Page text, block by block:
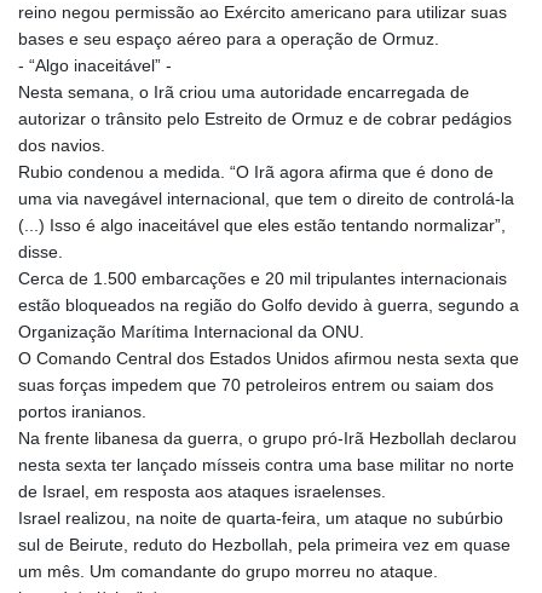
reino negou permissão ao Exército americano para utilizar suas
bases e seu espaço aéreo para a operação de Ormuz.
- “Algo inaceitável” -
Nesta semana, o Irã criou uma autoridade encarregada de
autorizar o trânsito pelo Estreito de Ormuz e de cobrar pedágios
dos navios.
Rubio condenou a medida. “O Irã agora afirma que é dono de
uma via navegável internacional, que tem o direito de controlá-la
(...) Isso é algo inaceitável que eles estão tentando normalizar”,
disse.
Cerca de 1.500 embarcações e 20 mil tripulantes internacionais
estão bloqueados na região do Golfo devido à guerra, segundo a
Organização Marítima Internacional da ONU.
O Comando Central dos Estados Unidos afirmou nesta sexta que
suas forças impedem que 70 petroleiros entrem ou saiam dos
portos iranianos.
Na frente libanesa da guerra, o grupo pró-Irã Hezbollah declarou
nesta sexta ter lançado mísseis contra uma base militar no norte
de Israel, em resposta aos ataques israelenses.
Israel realizou, na noite de quarta-feira, um ataque no subúrbio
sul de Beirute, reduto do Hezbollah, pela primeira vez em quase
um mês. Um comandante do grupo morreu no ataque.